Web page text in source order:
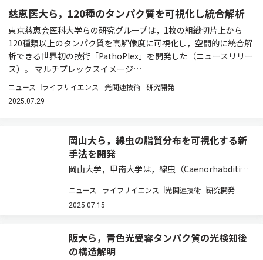
慈恵医大ら，120種のタンパク質を可視化し統合解析
東京慈恵会医科大学らの研究グループは，1枚の組織切片上から
120種類以上のタンパク質を高解像度に可視化し，空間的に統合解
析できる世界初の技術「PathoPlex」を開発した（ニュースリリー
ス）。 マルチプレックスイメージ…
ニュース ライフサイエンス 光関連技術 研究開発
2025.07.29
岡山大ら，線虫の脂質分布を可視化する新
手法を開発
岡山大学，甲南大学は，線虫（Caenorhabditis
取得し，脂質分布を三次元的に可視化する質量分
析イメージング手法を開発した（ニュースリリー
ニュース ライフサイエンス 光関連技術 研究開発
2025.07.15
阪大ら，青色光受容タンパク質の光検知後
の構造解明